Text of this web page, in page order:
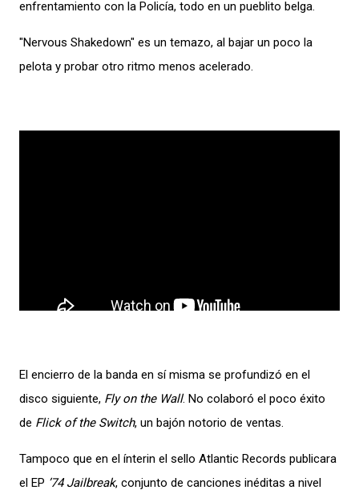
enfrentamiento con la Policía, todo en un pueblito belga.
"Nervous Shakedown" es un temazo, al bajar un poco la
pelota y probar otro ritmo menos acelerado.
El encierro de la banda en sí misma se profundizó en el
disco siguiente, Fly on the Wall. No colaboró el poco éxito
de Flick of the Switch, un bajón notorio de ventas.
Tampoco que en el ínterin el sello Atlantic Records publicara
el EP ’74 Jailbreak, conjunto de canciones inéditas a nivel